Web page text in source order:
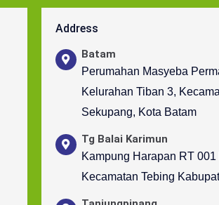
Address
Batam
Perumahan Masyeba
Kelurahan Tiban 3,
Sekupang, Kota Batam
Tg Balai Karimun
Kampung Harapan RT 001
Kecamatan Tebing